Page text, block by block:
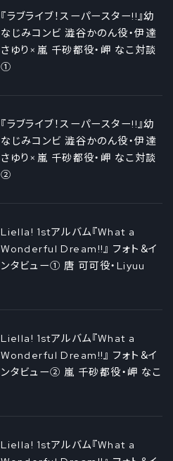
『ラブライブ！スーパースター!!』幼
なじみコンビ 澁谷かのん役・伊達
さゆり×嵐 千砂都役・岬 なこ対談
①
『ラブライブ！スーパースター!!』幼
なじみコンビ 澁谷かのん役・伊達
さゆり×嵐 千砂都役・岬 なこ対談
②
Liella! 1stアルバム『What a
Wonderful Dream!!』 フォト＆イ
ンタビュー① 唐 可可役・Liyuu
Liella! 1stアルバム『What a
Wonderful Dream!!』 フォト＆イ
ンタビュー② 嵐 千砂都役・岬 なこ
Liella! 1stアルバム『What a